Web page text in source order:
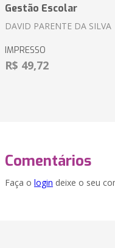
Gestão Escolar
DAVID PARENTE DA SILVA
IMPRESSO
R$ 49,72
Comentários
Faça o login deixe o seu